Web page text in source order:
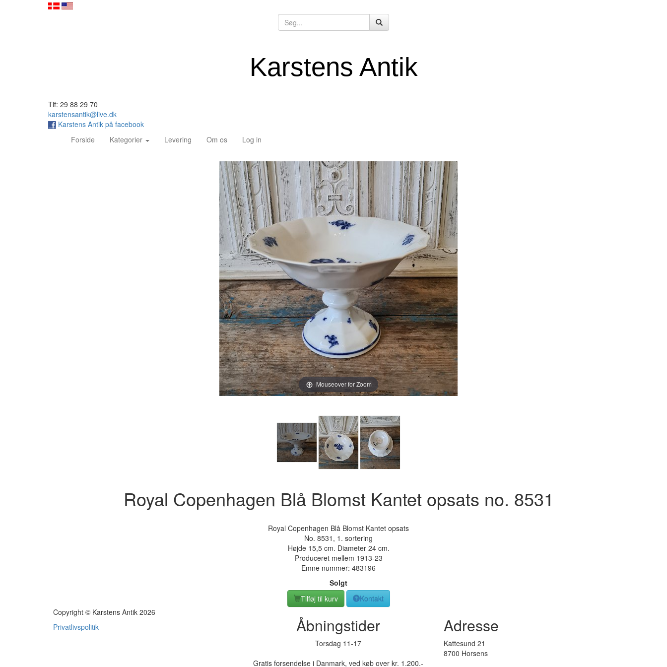
Karstens Antik
Tlf: 29 88 29 70
karstensantik@live.dk
Karstens Antik på facebook
Forside (current)Kategorier Levering Om os Log in
Mouseover for Zoom
Royal Copenhagen Blå Blomst Kantet opsats no. 8531
Royal Copenhagen Blå Blomst Kantet opsats
No. 8531, 1. sortering
Højde 15,5 cm. Diameter 24 cm.
Produceret mellem 1913-23
Emne nummer: 483196
Solgt
Tilføj til kurv
Kontakt
Copyright © Karstens Antik 2026
Privatlivspolitik
Åbningstider
Torsdag 11-17
Gratis forsendelse i Danmark, ved køb over kr. 1.200.-
Adresse
Kattesund 21
8700 Horsens